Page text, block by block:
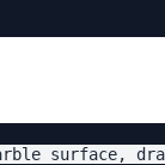
surface,